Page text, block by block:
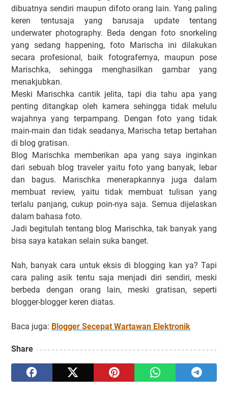
dibuatnya sendiri maupun difoto orang lain. Yang paling
keren tentusaja yang barusaja update tentang
underwater photography. Beda dengan foto snorkeling
yang sedang happening, foto Marischa ini dilakukan
secara profesional, baik fotografernya, maupun pose
Marischka, sehingga menghasilkan gambar yang
menakjubkan.
Meski Marischka cantik jelita, tapi dia tahu apa yang
penting ditangkap oleh kamera sehingga tidak melulu
wajahnya yang terpampang. Dengan foto yang tidak
main-main dan tidak seadanya, Marischa tetap bertahan
di blog gratisan.
Blog Marischka memberikan apa yang saya inginkan
dari sebuah blog traveler yaitu foto yang banyak, lebar
dan bagus. Marischka menerapkannya juga dalam
membuat review, yaitu tidak membuat tulisan yang
terlalu panjang, cukup poin-nya saja. Semua dijelaskan
dalam bahasa foto.
Jadi begitulah tentang blog Marischka, tak banyak yang
bisa saya katakan selain suka banget.
Nah, banyak cara untuk eksis di blogging kan ya? Tapi
cara paling asik tentu saja menjadi diri sendiri, meski
berbeda dengan orang lain, meski gratisan, seperti
blogger-blogger keren diatas.
Baca juga: Blogger Secepat Wartawan Elektronik
Share